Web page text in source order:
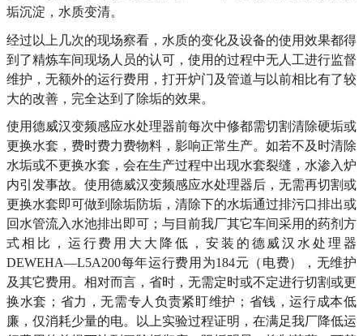
垢沉淀，水质变清。
经过以上几次的现场察看，水质的变化及设备的使用效果都得
到了精炼车间现场人员的认可，使用的过程中无人工进行监督
维护，无额外的运行费用，打开炉门及管道与以前相比有了较
大的改善，完全达到了除垢的效果。
使用德威汉变频感应水处理器前每次中修都需切割清除硬垢或
更换水套，费时费力费物料，影响正常生产。如若不及时清除
水垢或不更换水套，会在生产过程中出现水套裂缝，水渗入炉
内引发事故。使用德威汉变频感应水处理器后，无需再切割或
更换水套即可做到除垢防垢，清除下的水垢通过排污口排出或
回水管流入水池排出即可；与目前我厂其它车间采用的药剂方
式相比，运行费用大大降低，安装的德威汉水处理器
DEWEHA—L5A200每年运行费用为184元（电费），无维护
及其它费用。相对而言，省时，无需定时或不定进行切割或更
换水套；省力，无需专人负责紧盯维护；省钱，运行成本低
廉，仅消耗少量的电。以上实验过程证明，在满足我厂降低运